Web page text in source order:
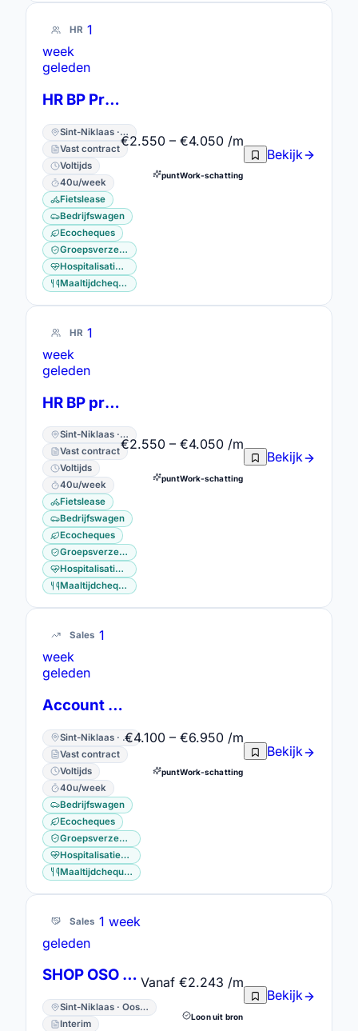
HR 1
week
geleden
HR BP Projectverpleegkundigen
Sint-Niklaas · Oost-Vlaanderen
Vast contract
Voltijds
40u/week
Fietslease
Bedrijfswagen
Ecocheques
Groepsverzekering
Hospitalisatieverzekering
Maaltijdcheques
€2.550 – €4.050 /m
puntWork-schatting
Bekijk
HR 1
week
geleden
HR BP projectverpleegkundigen
Sint-Niklaas · Oost-Vlaanderen
Vast contract
Voltijds
40u/week
Fietslease
Bedrijfswagen
Ecocheques
Groepsverzekering
Hospitalisatieverzekering
Maaltijdcheques
€2.550 – €4.050 /m
puntWork-schatting
Bekijk
Sales 1
week
geleden
Account Manager (Brussel-Henegouwen)
Sint-Niklaas · Oost-Vlaanderen
Vast contract
Voltijds
40u/week
Bedrijfswagen
Ecocheques
Groepsverzekering
Hospitalisatieverzekering
Maaltijdcheques
€4.100 – €6.950 /m
puntWork-schatting
Bekijk
Sales 1 week
geleden
SHOP OSO Waasland/ Dendermonde
Sint-Niklaas · Oost-Vlaanderen
Interim
Vanaf €2.243 /m
Loon uit bron
Bekijk